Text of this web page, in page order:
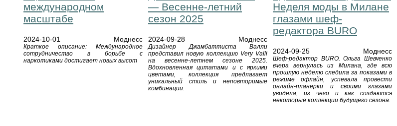
международном
масштабе
2024-10-01 Моднесс
Краткое описание: Международное
сотрудничество в борьбе с
наркотиками достигает новых высот
— Весенне-летний
сезон 2025
2024-09-28 Моднесс
Дизайнер Джамбаттиста Валли
представил новую коллекцию Very Valli
на весенне-летнем сезоне 2025.
Вдохновленная цитатами и с яркими
цветами, коллекция предлагает
уникальный стиль и неповторимые
комбинации.
Неделя моды в Милане
глазами шеф-
редактора BURO
2024-09-25 Моднесс
Шеф-редактор BURO. Ольга Шевченко
вчера вернулась из Милана, где всю
прошлую неделю следила за показами в
режиме офлайн, успевала провести
онлайн-планерки и своими глазами
увидела, из чего и как создаются
некоторые коллекции будущего сезона.